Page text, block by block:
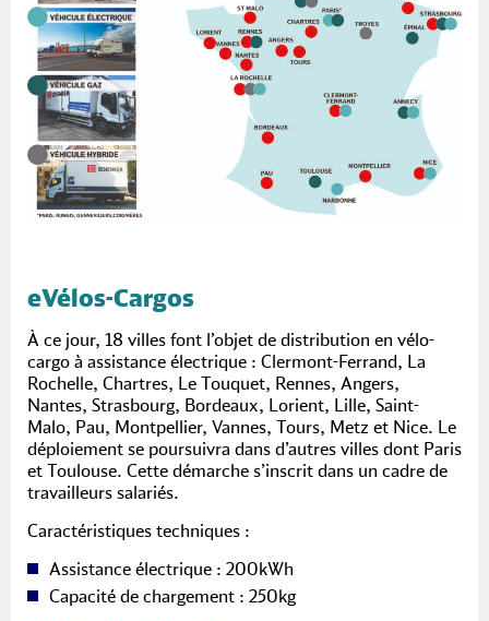
eVélos-Cargos
À ce jour, 18 villes font l’objet de distribution en vélo-
cargo à assistance électrique : Clermont-Ferrand, La
Rochelle, Chartres, Le Touquet, Rennes, Angers,
Nantes, Strasbourg, Bordeaux, Lorient, Lille, Saint-
Malo, Pau, Montpellier, Vannes, Tours, Metz et Nice. Le
déploiement se poursuivra dans d’autres villes dont Paris
et Toulouse. Cette démarche s’inscrit dans un cadre de
travailleurs salariés.
Caractéristiques techniques :
Assistance électrique : 200kWh
Capacité de chargement : 250kg